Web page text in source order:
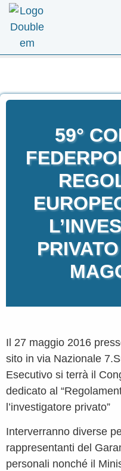
59°
Il 27 maggio 2016
sito in via Nazionale
Esecutivo si terrà il
dedicato al
l’investigatore privato”
Interverranno diverse
rappresentanti del
personali nonché il